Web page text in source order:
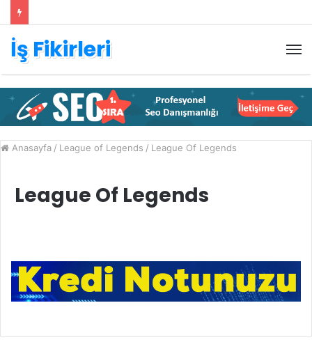
İş Fikirleri
Anasayfa / League of Legends / League Of Legends
League Of Legends